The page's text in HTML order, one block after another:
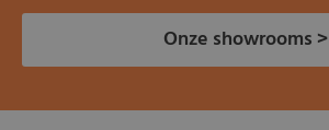
Onze showrooms >